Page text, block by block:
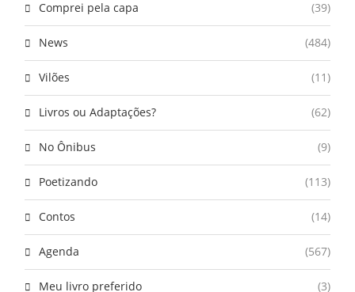
Comprei pela capa (39)
News (484)
Vilões (11)
Livros ou Adaptações? (62)
No Ônibus (9)
Poetizando (113)
Contos (14)
Agenda (567)
Meu livro preferido (3)